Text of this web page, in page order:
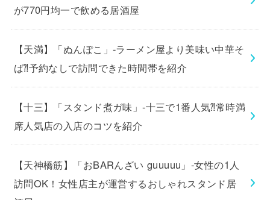
が770円均一で飲める居酒屋
【天満】「ぬんぽこ」-ラーメン屋より美味い中華そ
ば⁈予約なしで訪問できた時間帯を紹介
【十三】「スタンド煮ガ味」-十三で1番人気⁈常時満
席人気店の入店のコツを紹介
【天神橋筋】「おBARんざい guuuuu」-女性の1人
訪問OK！女性店主が運営するおしゃれスタンド居